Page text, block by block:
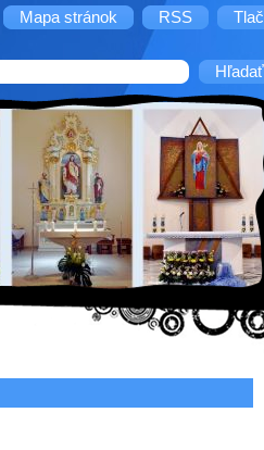
Mapa stránok RSS Tlač